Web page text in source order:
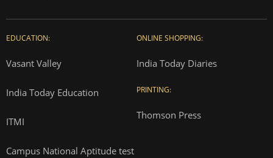
EDUCATION:
Vasant Valley
India Today Education
ITMI
Campus National Aptitude test
ONLINE SHOPPING:
India Today Diaries
PRINTING:
Thomson Press